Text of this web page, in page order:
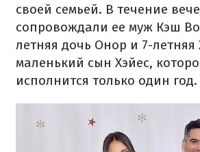
своей семьей. В течение
сопровождали ее муж Кэш
летняя дочь Онор и 7-летняя
маленький сын Хэйес,
исполнится только один год.